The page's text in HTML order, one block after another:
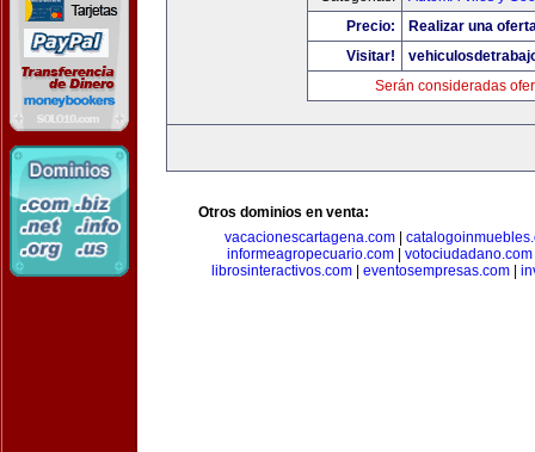
Precio:
Realizar una
Visitar!
Serán consideradas
Otros dominios en venta:
vacacionescartagena.com
informeagropecuario.com| votociudadano.com
librosinteractivos.com| eventosempresas.com|